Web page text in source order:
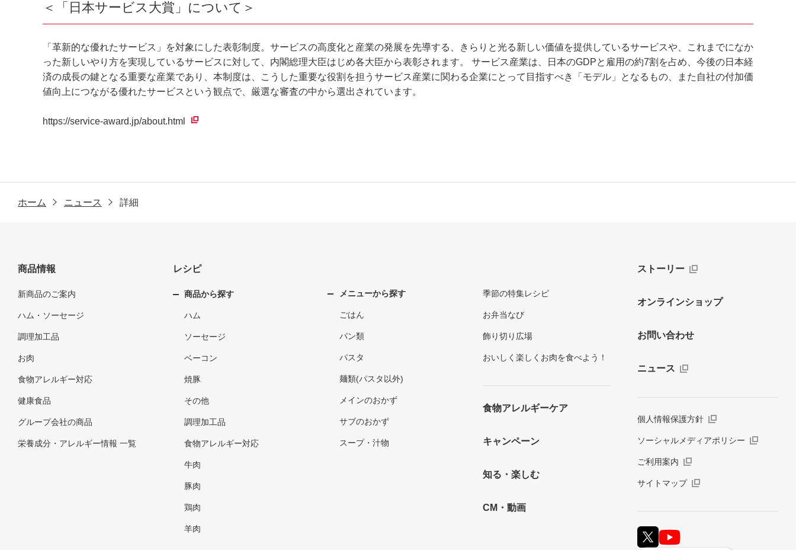
＜「日本サービス大賞」について＞
「革新的な優れたサービス」を対象にした表彰制度。サービスの高度化と産業の発展を先導する、きらりと光る新しい価値を提供しているサービスや、これまでになか
った新しいやり方を実現しているサービスに対して、内閣総理大臣はじめ各大臣から表彰されます。 サービス産業は、日本のGDPと雇用の約7割を占め、今後の日本経
済の成長の鍵となる重要な産業であり、本制度は、こうした重要な役割を担うサービス産業に関わる企業にとって目指すべき「モデル」となるもの、また自社の付加価
値向上につながる優れたサービスという観点で、厳選な審査の中から選出されています。
https://service-award.jp/about.html
ホーム ニュース 詳細
商品情報
新商品のご案内
ハム・ソーセージ
調理加工品
お肉
食物アレルギー対応
健康食品
グループ会社の商品
栄養成分・アレルギー情報 一覧
レシピ
商品から探す
ハム
ソーセージ
ベーコン
焼豚
その他
調理加工品
食物アレルギー対応
牛肉
豚肉
鶏肉
羊肉
メニューから探す
ごはん
パン類
パスタ
麺類(パスタ以外)
メインのおかず
サブのおかず
スープ・汁物
季節の特集レシピ
お弁当なび
飾り切り広場
おいしく楽しくお肉を食べよう！
食物アレルギーケア
キャンペーン
知る・楽しむ
CM・動画
ストーリー
オンラインショップ
お問い合わせ
ニュース
個人情報保護方針
ソーシャルメディアポリシー
ご利用案内
サイトマップ